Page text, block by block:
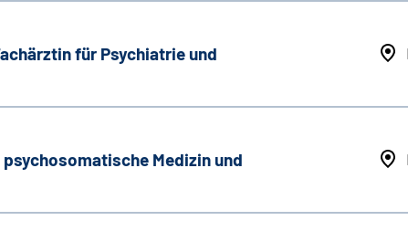
für Psychiatrie und
Medizin und